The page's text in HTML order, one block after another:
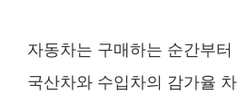
자동차는 구매하는 순간부
국산차와 수입차의 감가율